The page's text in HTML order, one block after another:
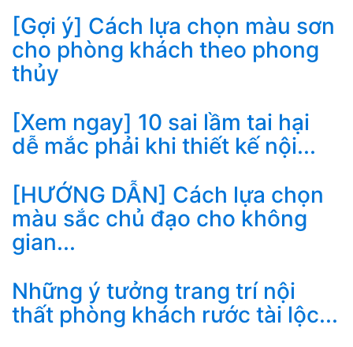
[Gợi ý] Cách lựa chọn màu sơn
cho phòng khách theo phong
thủy
[Xem ngay] 10 sai lầm tai hại
dễ mắc phải khi thiết kế nội...
[HƯỚNG DẪN] Cách lựa chọn
màu sắc chủ đạo cho không
gian...
Những ý tưởng trang trí nội
thất phòng khách rước tài lộc...